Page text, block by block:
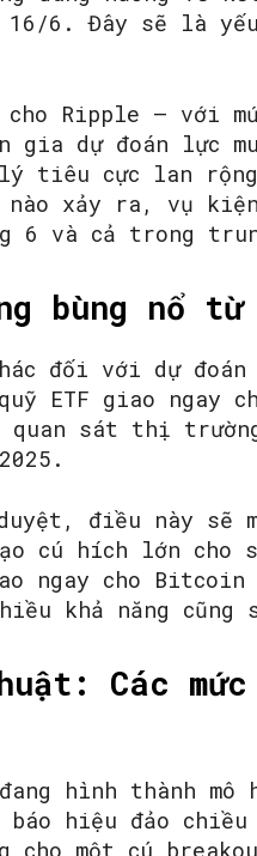
16/6. Đây sẽ là
cho Ripple – với
gia dự đoán lực
tiêu cực lan rộng
nào xảy ra, vụ
6 và cả trong
bùng nổ
đối với dự
ETF giao ngay
quan sát thị
duyệt, điều này
cú hích lớn cho
ngay cho
khả năng
Các
hình thành mô
hiệu đảo chiều
cho một cú